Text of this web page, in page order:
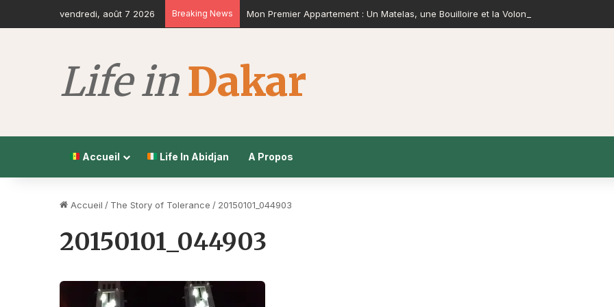
vendredi, août 7 2026 Breaking News Mon Premier Appartement : Un Matelas, une Bouilloire et la Volonté de Construire
Accueil Life In Abidjan A Propos
Accueil / The Story of Tolerance / 20150101_044903
20150101_044903